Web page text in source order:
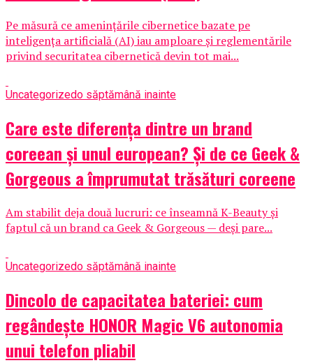
Pe măsură ce amenințările cibernetice bazate pe
inteligența artificială (AI) iau amploare și reglementările
privind securitatea cibernetică devin tot mai...
Uncategorizedo săptămână inainte
Care este diferența dintre un brand
coreean și unul european? Și de ce Geek &
Gorgeous a împrumutat trăsături coreene
Am stabilit deja două lucruri: ce înseamnă K-Beauty și
faptul că un brand ca Geek & Gorgeous — deși pare...
Uncategorizedo săptămână inainte
Dincolo de capacitatea bateriei: cum
regândește HONOR Magic V6 autonomia
unui telefon pliabil